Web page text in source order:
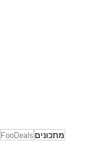
מתכונים FooDeals